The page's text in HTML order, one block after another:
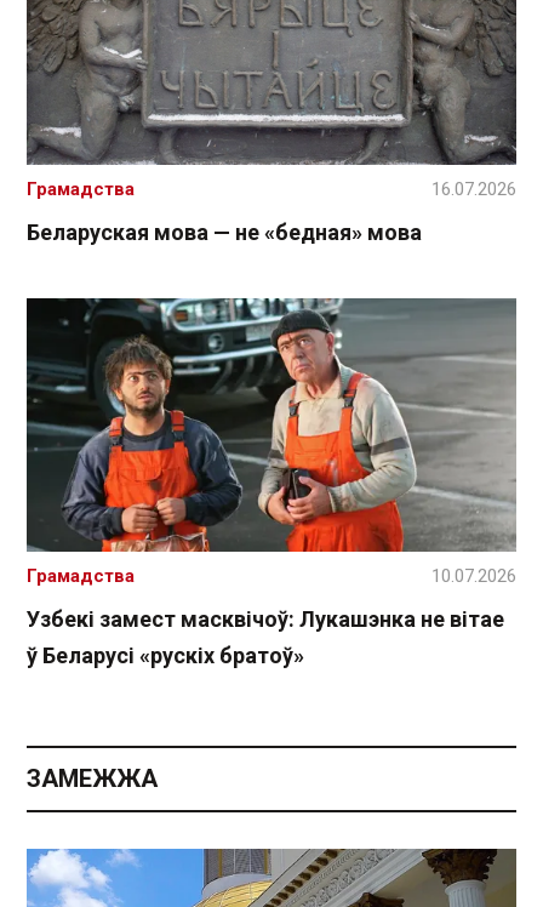
Беларуская мова — не «бедная» мова
Грамадства 16.07.2026
Узбекі замест масквічоў: Лукашэнка не вітае
ў Беларусі «рускіх братоў»
Грамадства 10.07.2026
ЗАМЕЖЖА